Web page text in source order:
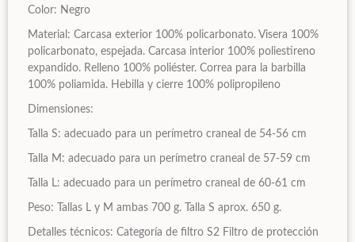
Color: Negro
Material: Carcasa exterior 100% policarbonato. Visera 100%
policarbonato, espejada. Carcasa interior 100% poliestireno
expandido. Relleno 100% poliéster. Correa para la barbilla
100% poliamida. Hebilla y cierre 100% polipropileno
Dimensiones:
Talla S: adecuado para un perímetro craneal de 54-56 cm
Talla M: adecuado para un perímetro craneal de 57-59 cm
Talla L: adecuado para un perímetro craneal de 60-61 cm
Peso: Tallas L y M ambas 700 g. Talla S aprox. 650 g.
Detalles técnicos: Categoría de filtro S2 Filtro de protección